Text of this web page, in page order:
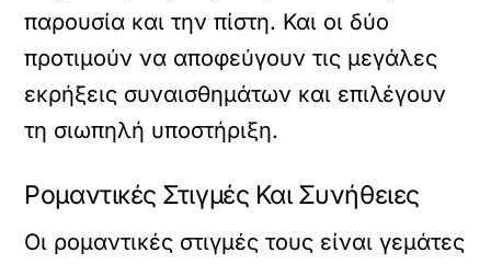
παρουσία και την πίστη. Και οι δύο
προτιμούν να αποφεύγουν τις μεγάλες
εκρήξεις συναισθημάτων και επιλέγουν
τη σιωπηλή υποστήριξη.
Ρομαντικές Στιγμές Και Συνήθειες
Οι ρομαντικές στιγμές τους είναι γεμάτες